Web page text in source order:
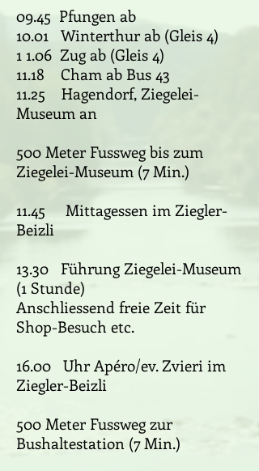
09.45 Pfungen ab
10.01 Winterthur ab (Gleis 4)
1 1.06 Zug ab (Gleis 4)
11.18 Cham ab Bus 43
11.25 Hagendorf, Ziegelei-
Museum an
500 Meter Fussweg bis zum
Ziegelei-Museum (7 Min.)
11.45 Mittagessen im Ziegler-
Beizli
13.30 Führung Ziegelei-Museum
(1 Stunde)
Anschliessend freie Zeit für
Shop-Besuch etc.
16.00 Uhr Apéro/ev. Zvieri im
Ziegler-Beizli
500 Meter Fussweg zur
Bushaltestation (7 Min.)